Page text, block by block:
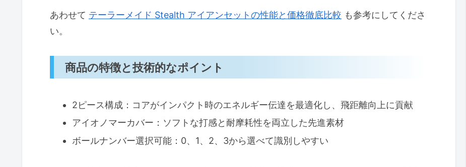
あわせて テーラーメイド Stealth アイアンセットの性能と価格徹底比較 も参考にしてくださ
い。
商品の特徴と技術的なポイント
2ピース構成：コアがインパクト時のエネルギー伝達を最適化し、飛距離向上に貢献
アイオノマーカバー：ソフトな打感と耐摩耗性を両立した先進素材
ボールナンバー選択可能：0、1、2、3から選べて識別しやすい